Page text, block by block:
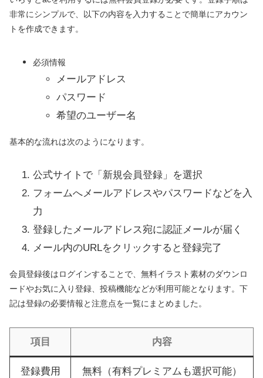
非常にシンプルで、以下の内容を入力することで簡単にアカウン
トを作成できます。
必須情報
メールアドレス
パスワード
希望のユーザー名
基本的な流れは次のようになります。
公式サイトで「新規会員登録」を選択
フォームへメールアドレスやパスワードなどを入
力
登録したメールアドレス宛に認証メールが届く
メール内のURLをクリックすると登録完了
会員登録後はログインすることで、無料イラスト素材のダウンロ
ードやお気に入り登録、投稿機能などが利用可能となります。下
記は登録の必要情報と注意点を一覧にまとめました。
項目 内容
登録費用 無料（有料プレミアムも選択可能）